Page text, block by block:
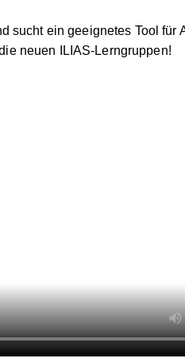
sucht ein geeignetes Tool für
neuen ILIAS-Lerngruppen!